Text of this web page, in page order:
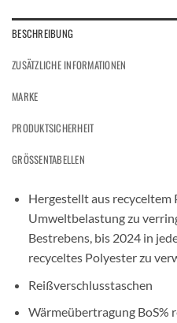
BESCHREIBUNG
ZUSÄTZLICHE INFORMATIONEN
MARKE
PRODUKTSICHERHEIT
GRÖSSENTABELLEN
Hergestellt aus recyceltem
Umweltbelastung zu
Bestrebens, bis 2024 in
recyceltes Polyester zu
Reißverschlusstaschen
Wärmeübertragung BoS%